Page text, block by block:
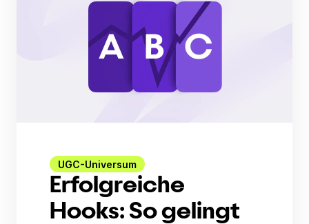
UGC-Universum
Erfolgreiche
Hooks: So gelingt